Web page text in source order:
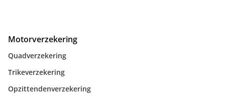
Motorverzekering
Quadverzekering
Trikeverzekering
Opzittendenverzekering